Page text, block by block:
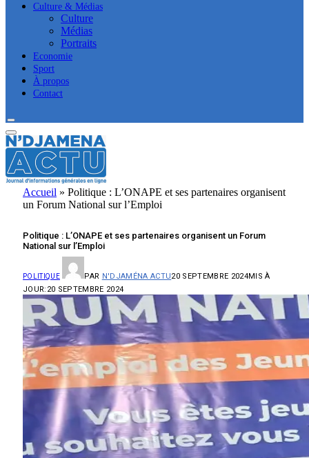
Culture & Médias
Culture
Médias
Portraits
Economie
Sport
À propos
Contact
Accueil » Politique : L’ONAPE et ses partenaires organisent
un Forum National sur l’Emploi
Politique : L’ONAPE et ses partenaires organisent un Forum
National sur l’Emploi
POLITIQUE PAR N'DJAMÉNA ACTU20 SEPTEMBRE 2024MIS À
JOUR: 20 SEPTEMBRE 2024